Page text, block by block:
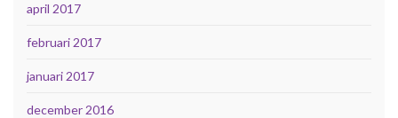
april 2017
februari 2017
januari 2017
december 2016